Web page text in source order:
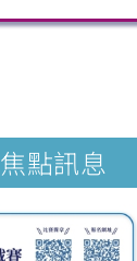
焦點訊息